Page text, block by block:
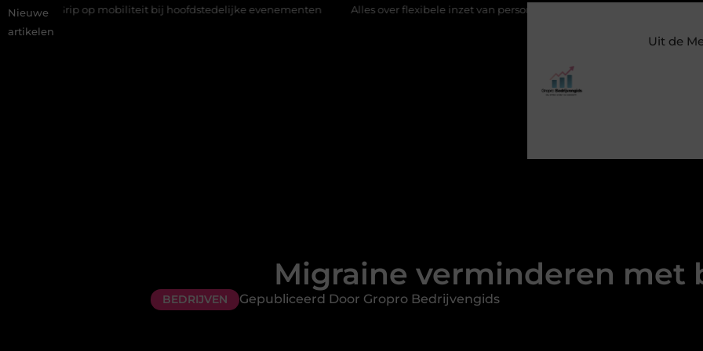
Nieuwe
artikelen
op mobiliteit bij hoofdstedelijke evenementen Alles over flexibele inzet van personeel Staalconstructiebedrijf Molenschot:
Uit de
Migraine verminderen met
BEDRIJVEN Gepubliceerd Door Gropro Bedrijvengids